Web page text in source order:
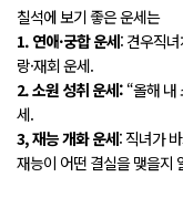
칠석에 보기 좋은 운세는
1. 연애·궁합 운세: 견우직
랑·재회 운세.
2. 소원 성취 운세:“올해 내
세.
3, 재능 개화 운세: 직녀가
재능이 어떤 결실을 맺을지